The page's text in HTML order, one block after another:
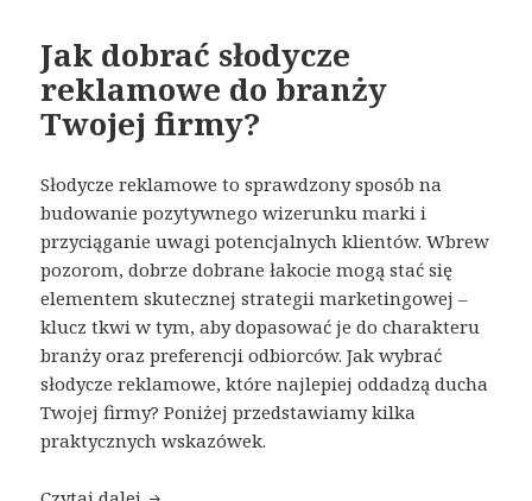
Jak dobrać słodycze
reklamowe do branży
Twojej firmy?
Słodycze reklamowe to sprawdzony sposób na
budowanie pozytywnego wizerunku marki i
przyciąganie uwagi potencjalnych klientów. Wbrew
pozorom, dobrze dobrane łakocie mogą stać się
elementem skutecznej strategii marketingowej –
klucz tkwi w tym, aby dopasować je do charakteru
branży oraz preferencji odbiorców. Jak wybrać
słodycze reklamowe, które najlepiej oddadzą ducha
Twojej firmy? Poniżej przedstawiamy kilka
praktycznych wskazówek.